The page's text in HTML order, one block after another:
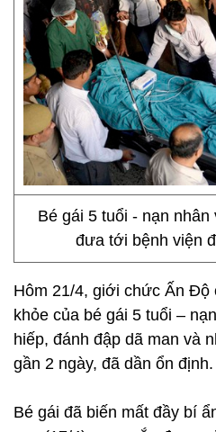
Bé gái 5 tuổi - nạn
đưa tới bệnh viện
Hôm 21/4, giới chức Ấn Độ
khỏe của bé gái 5 tuổi –
hiếp, đánh đập dã man và
gần 2 ngày, đã dần ổn định.
Bé gái đã biến mất đầy bí